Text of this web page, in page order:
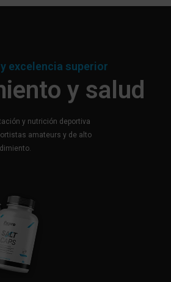
excelencia superior
y salud
y nutrición deportiva
amateurs y de alto